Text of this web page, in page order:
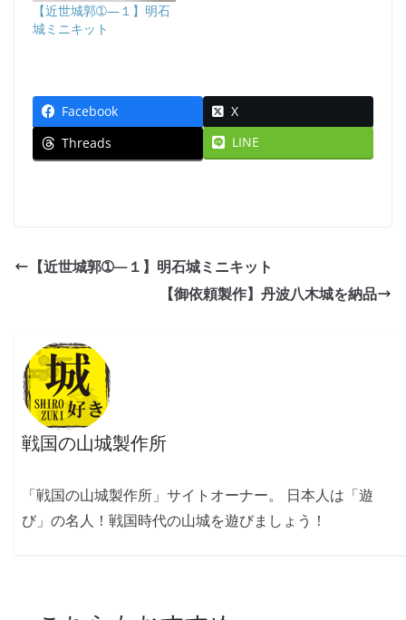
【近世城郭➀―１】明石
城ミニキット
Facebook
X
Threads
LINE
【近世城郭➀―１】明石城ミニキット
【御依頼製作】丹波八木城を納品
戦国の山城製作所
「戦国の山城製作所」サイトオーナー。 日本人は「遊
び」の名人！戦国時代の山城を遊びましょう！